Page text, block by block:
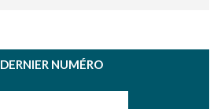
DERNIER NUMÉRO